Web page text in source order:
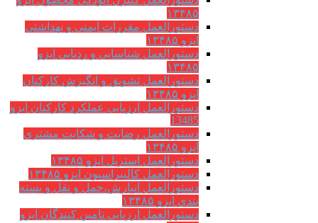
۱۳۴۸۵
دستورالعمل مقررات ایمنی و بهداشتی
ایزو ۱۳۴۸۵
دستورالعمل شناسایی و ردیابی ایزو
۱۳۴۸۵
دستورالعمل تشویق و انگیزش کارکنان
ایزو ۱۳۴۸۵
دستورالعمل ارزیابی عملکرد کارکنان ایزو
13485
دستورالعمل رضایت و شکایت مشتری
ایزو ۱۳۴۸۵
دستورالعمل استریل ایزو ۱۳۴۸۵
دستورالعمل کالیبراسیون ایزو ۱۳۴۸۵
دستورالعمل انبارش،حمل و نقل و بسته
بندی ایزو ۱۳۴۸۵
دستورالعمل ارزیابی تامین کنندگان ایزو